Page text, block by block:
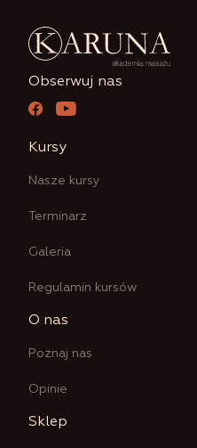
Obserwuj nas
Kursy
Nasze kursy
Terminarz
Galeria
Regulamin kursów
O nas
Poznaj nas
Opinie
Sklep